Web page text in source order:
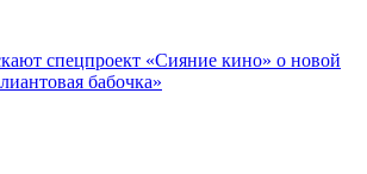
спецпроект «Сияние кино» о новой
бабочка»